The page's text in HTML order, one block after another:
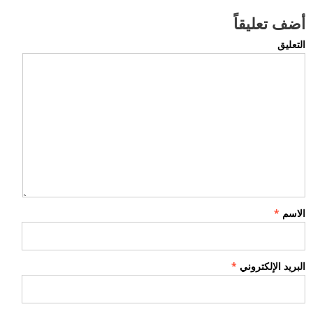
أضف تعليقاً
التعليق
الاسم *
البريد الإلكتروني *